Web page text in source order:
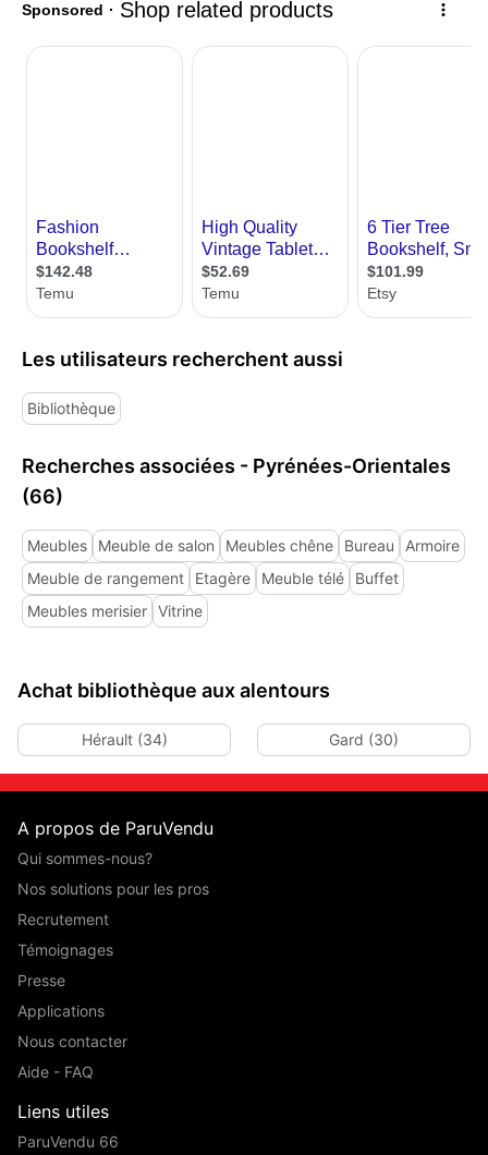
Les utilisateurs recherchent aussi
Bibliothèque
Recherches associées - Pyrénées-Orientales
(66)
Meubles Meuble de salon Meubles chêne Bureau
Armoire
Meuble de rangement
Etagère Meuble télé
Buffet
Meubles merisier Vitrine
Achat bibliothèque aux alentours
Hérault (34) Gard (30)
A propos de ParuVendu
Qui sommes-nous?
Nos solutions pour les pros
Recrutement
Témoignages
Presse
Applications
Nous contacter
Aide - FAQ
Liens utiles
ParuVendu 66